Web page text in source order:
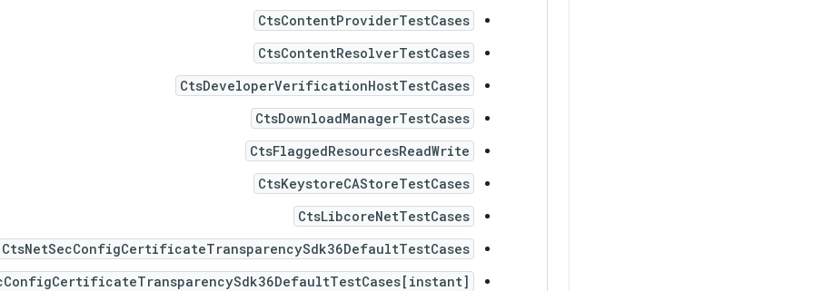
CtsContentProviderTestCases
CtsContentResolverTestCases
CtsDeveloperVerificationHostTestCases
CtsDownloadManagerTestCases
CtsFlaggedResourcesReadWrite
CtsKeystoreCAStoreTestCases
CtsLibcoreNetTestCases
CtsNetSecConfigCertificateTransparencySdk36DefaultTestCases